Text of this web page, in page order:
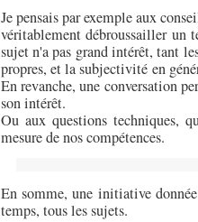
Je pensais par exemple aux
véritablement débroussailler
sujet n'a pas grand intérêt, tant
propres, et la subjectivité en
En revanche, une conversation
son intérêt.
Ou aux questions techniques,
mesure de nos compétences.
En somme, une initiative
temps, tous les sujets.